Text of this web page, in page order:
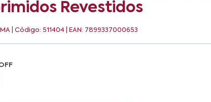
Revestidos
| Código: 511404 | EAN: 7899337000653